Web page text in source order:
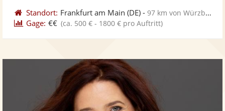
Standort: Frankfurt am Main (DE) -97 km von Würzburg
Gage: €€ (ca. 500 € - 1800 € pro Auftritt)